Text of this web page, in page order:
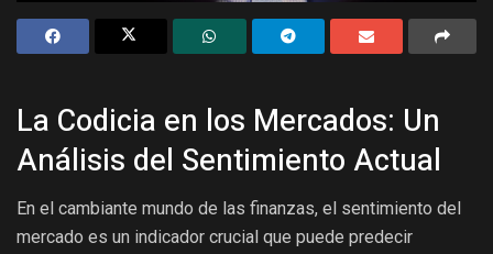
La Codicia en los Mercados: Un
Análisis del Sentimiento Actual
En el cambiante mundo de las finanzas, el sentimiento del
mercado es un indicador crucial que puede predecir